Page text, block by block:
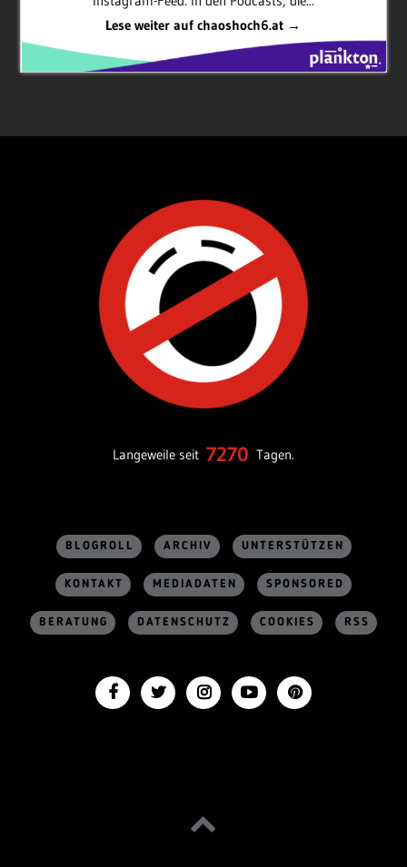
Lese weiter auf chaoshoch6.at →
Langeweile seit 7270 Tagen.
BLOGROLL ARCHIV UNTERSTÜTZEN
KONTAKT MEDIADATEN SPONSORED
BERATUNG DATENSCHUTZ COOKIES RSS